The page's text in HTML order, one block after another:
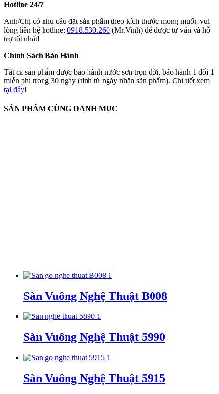
Hotline 24/7
Anh/Chị có nhu cầu đặt sản phẩm theo kích thước mong muốn vui
lòng liên hệ hotline: 0918.530.260 (Mr.Vinh) để được tư vấn và hỗ
trợ tốt nhất!
Chính Sách Bảo Hành
Tất cả sản phẩm được bảo hành nước sơn trọn đời, bảo hành 1 đổi 1
miễn phí trong 30 ngày (tính từ ngày nhận sản phẩm). Chi tiết xem
tại đây!
SẢN PHẨM CÙNG DANH MỤC
Sàn Vuông Nghệ Thuật B008
Sàn Vuông Nghệ Thuật 5990
Sàn Vuông Nghệ Thuật 5915